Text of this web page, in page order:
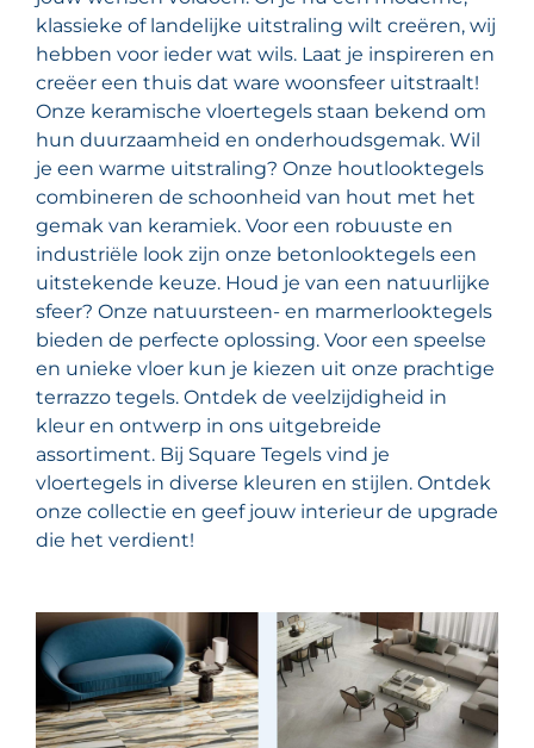
klassieke of landelijke uitstraling wilt creëren, wij
hebben voor ieder wat wils. Laat je inspireren en
creëer een thuis dat ware woonsfeer uitstraalt!
Onze keramische vloertegels staan bekend om
hun duurzaamheid en onderhoudsgemak. Wil
je een warme uitstraling? Onze houtlooktegels
combineren de schoonheid van hout met het
gemak van keramiek. Voor een robuuste en
industriële look zijn onze betonlooktegels een
uitstekende keuze. Houd je van een natuurlijke
sfeer? Onze natuursteen- en marmerlooktegels
bieden de perfecte oplossing. Voor een speelse
en unieke vloer kun je kiezen uit onze prachtige
terrazzo tegels. Ontdek de veelzijdigheid in
kleur en ontwerp in ons uitgebreide
assortiment. Bij Square Tegels vind je
vloertegels in diverse kleuren en stijlen. Ontdek
onze collectie en geef jouw interieur de upgrade
die het verdient!